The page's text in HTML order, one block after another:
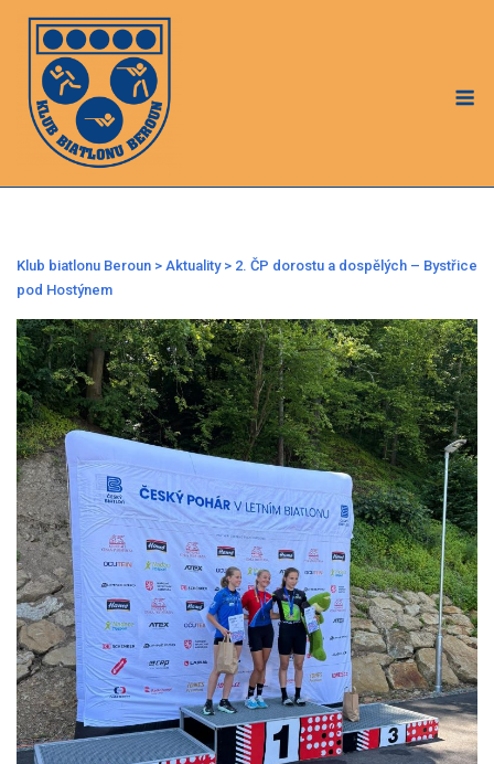
Skip
content
Klub biatlonu Beroun > Aktuality> 2. ČP dorostu a dospělých – Bystřice
pod Hostýnem